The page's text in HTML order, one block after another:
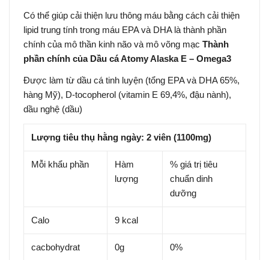
Có thể giúp cải thiện lưu thông máu bằng cách cải thiện
lipid trung tính trong máu EPA và DHA là thành phần
chính của mô thần kinh não và mô võng mạc Thành
phần chính của Dầu cá Atomy Alaska E – Omega3
Được làm từ dầu cá tinh luyện (tổng EPA và DHA 65%,
hàng Mỹ), D-tocopherol (vitamin E 69,4%, đậu nành),
dầu nghệ (dầu)
Lượng tiêu thụ hằng ngày: 2 viên (1100mg)
Mỗi khẩu phần
Hàm
lượng
% giá trị tiêu
chuẩn dinh
dưỡng
Calo 9 kcal
cacbohydrat 0g 0%